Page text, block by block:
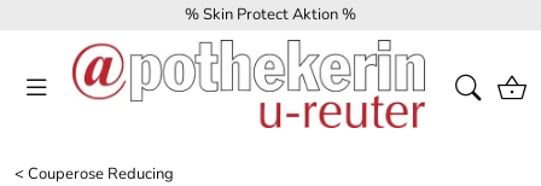
% Skin Protect Aktion %
<Couperose Reducing